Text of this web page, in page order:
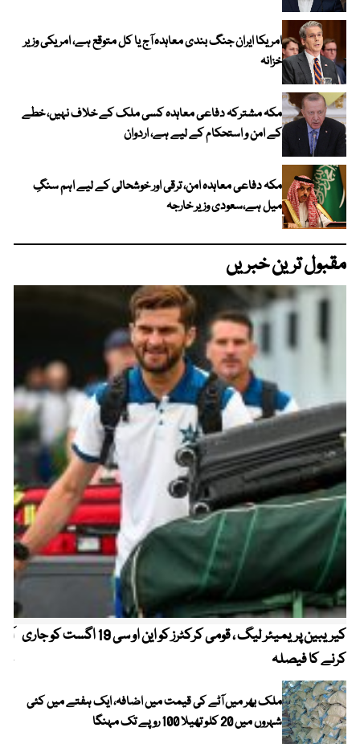
امریکا ایران جنگ بندی معاہدہ آج یا کل متوقع ہے، امریکی وزیر
خزانہ
مکہ مشترکہ دفاعی معاہدہ کسی ملک کے خلاف نہیں، خطے
کے امن و استحکام کے لیے ہے، اردوان
مکہ دفاعی معاہدہ امن، ترقی اور خوشحالی کے لیے اہم سنگِ
میل ہے،سعودی وزیر خارجہ
مقبول ترین خبریں
کیریبین پریمیئر لیگ ، قومی کرکٹرز کو این او سی 19 اگست کو جاری
کرنے کا فیصلہ
ملک بھر میں آٹے کی قیمت میں اضافہ، ایک ہفتے میں کئی
شہروں میں 20 کلو تھیلا 100 روپے تک مہنگا